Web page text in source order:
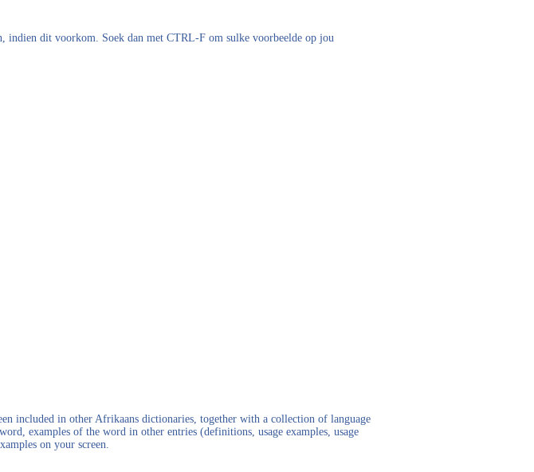
indien dit voorkom. Soek dan met CTRL-F om sulke voorbeelde op jou
included in other Afrikaans dictionaries, together with a collection of language
examples of the word in other entries (definitions, usage examples, usage
on your screen.